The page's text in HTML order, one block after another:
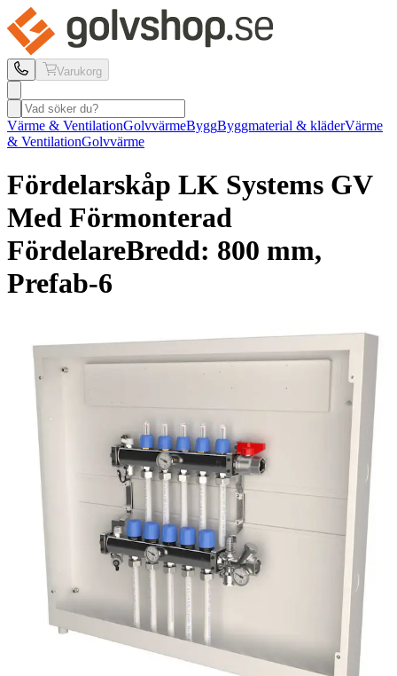
Varukorg
Värme & VentilationGolvvärmeByggByggmaterial & kläderVärme
& VentilationGolvvärme
Fördelarskåp LK Systems GV
Med Förmonterad
FördelareBredd: 800 mm,
Prefab-6